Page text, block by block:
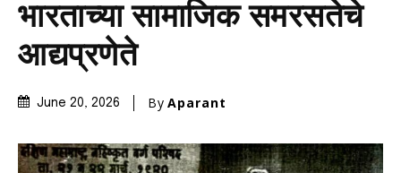
भारताच्या सामाजिक समरसतेचे
आद्यप्रणेते
June 20, 2026 By Aparant